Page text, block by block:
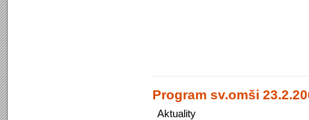
Program sv.omši
Aktuality